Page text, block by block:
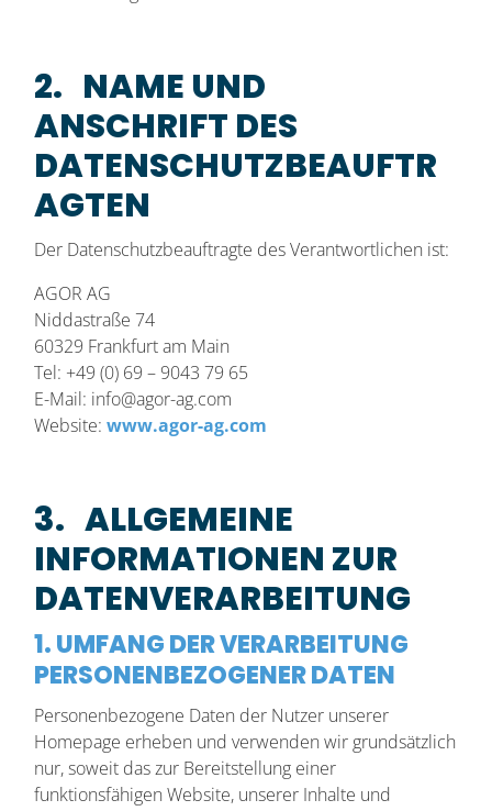
2. NAME UND
ANSCHRIFT DES
DATENSCHUTZBEAUFTR
AGTEN
Der Datenschutzbeauftragte des Verantwortlichen ist:
AGOR AG
Niddastraße 74
60329 Frankfurt am Main
Tel: +49 (0) 69 – 9043 79 65
E-Mail: info@agor-ag.com
Website:www.agor-ag.com
3. ALLGEMEINE
INFORMATIONEN ZUR
DATENVERARBEITUNG
1. UMFANG DER VERARBEITUNG
PERSONENBEZOGENER DATEN
Personenbezogene Daten der Nutzer unserer
Homepage erheben und verwenden wir grundsätzlich
nur, soweit das zur Bereitstellung einer
funktionsfähigen Website, unserer Inhalte und